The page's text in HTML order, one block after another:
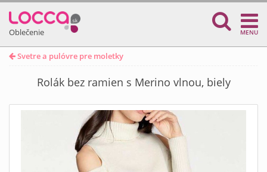
Oblečenie MENU
Svetre a pulóvre pre moletky
Rolák bez ramien s Merino vlnou, biely